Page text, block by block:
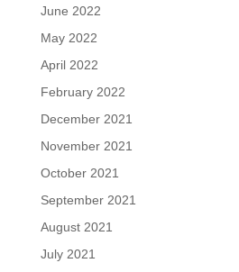
June 2022
May 2022
April 2022
February 2022
December 2021
November 2021
October 2021
September 2021
August 2021
July 2021